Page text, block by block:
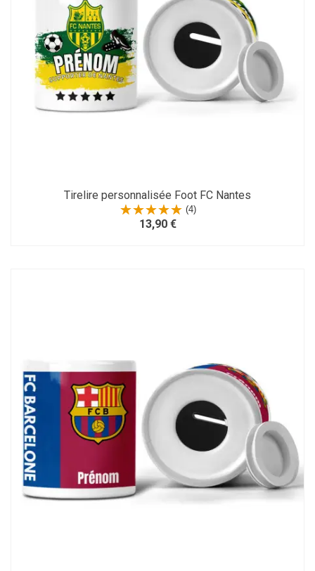
Tirelire personnalisée Foot FC Nantes
(4)
13,90 €